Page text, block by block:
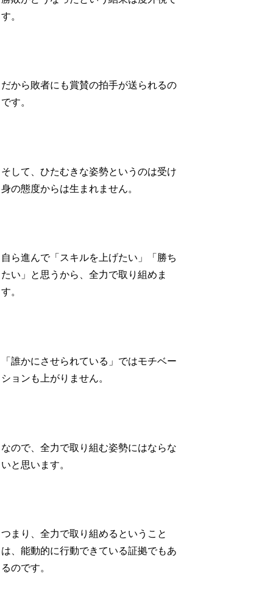
す。
だから敗者にも賞賛の拍手が送られるの
です。
そして、ひたむきな姿勢というのは受け
身の態度からは生まれません。
自ら進んで「スキルを上げたい」「勝ち
たい」と思うから、全力で取り組めま
す。
「誰かにさせられている」ではモチベー
ションも上がりません。
なので、全力で取り組む姿勢にはならな
いと思います。
つまり、全力で取り組めるということ
は、能動的に行動できている証拠でもあ
るのです。